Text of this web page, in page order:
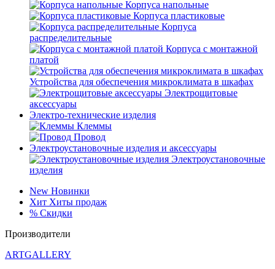
Корпуса напольные
Корпуса пластиковые
Корпуса
распределительные
Корпуса с монтажной
платой
Устройства для обеспечения микроклимата в шкафах
Электрощитовые
аксессуары
Электро-технические изделия
Клеммы
Провод
Электроустановочные изделия и аксессуары
Электроустановочные
изделия
New Новинки
Хит Хиты продаж
% Скидки
Производители
ARTGALLERY